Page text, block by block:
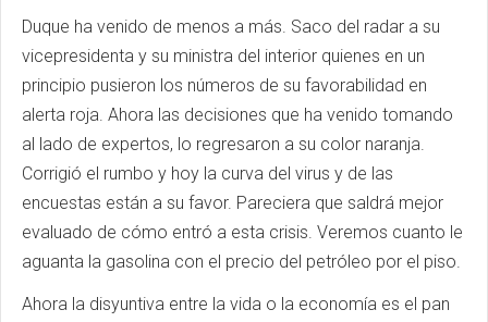
Duque ha venido de menos a más. Saco del radar a su
vicepresidenta y su ministra del interior quienes en un
principio pusieron los números de su favorabilidad en
alerta roja. Ahora las decisiones que ha venido tomando
al lado de expertos, lo regresaron a su color naranja.
Corrigió el rumbo y hoy la curva del virus y de las
encuestas están a su favor. Pareciera que saldrá mejor
evaluado de cómo entró a esta crisis. Veremos cuanto le
aguanta la gasolina con el precio del petróleo por el piso.
Ahora la disyuntiva entre la vida o la economía es el pan